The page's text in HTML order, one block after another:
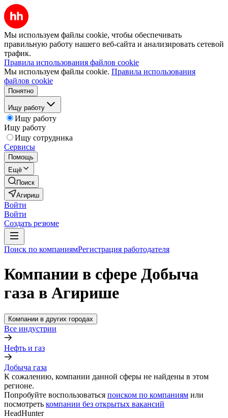
Мы используем файлы cookie, чтобы обеспечивать
правильную работу нашего веб-сайта и анализировать сетевой
трафик.
Правила использования файлов cookie
Мы используем файлы cookie. Правила использования
файлов cookie
Понятно
Ищу работу
Ищу работу
Ищу работу
Ищу сотрудника
Сервисы
Помощь
Ещё
Поиск
Агириш
Войти
Войти
Создать резюме
Поиск по компаниямРегистрация работодателя
Компании в сфере Добыча
газа в Агирише
Компании в других городах
Все индустрии
Нефть и газ
Добыча газа
К сожалению, компании данной сферы не найдены в этом
регионе.
Попробуйте воспользоваться поиском по компаниям или
посмотреть компании без открытых вакансий
HeadHunter